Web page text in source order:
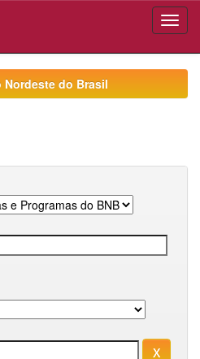
Nordeste do Brasil